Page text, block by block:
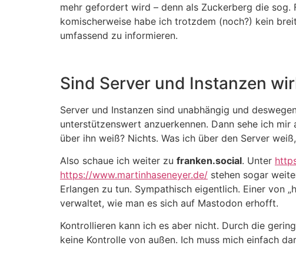
mehr gefordert wird – denn als Zuckerberg die
komischerweise habe ich trotzdem (noch?) kein
umfassend zu informieren.
Sind Server und Instanzen
Server und Instanzen sind unabhängig und
unterstützenswert anzuerkennen. Dann sehe ich mir
über ihn weiß? Nichts. Was ich über den Server
Also schaue ich weiter zu franken.social. Unter
https://www.martinhaseneyer.de/ stehen sogar
Erlangen zu tun. Sympathisch eigentlich. Einer von
verwaltet, wie man es sich auf Mastodon erhofft.
Kontrollieren kann ich es aber nicht. Durch die
keine Kontrolle von außen. Ich muss mich einfach